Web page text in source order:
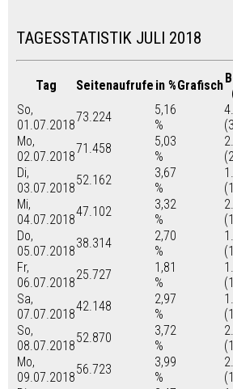
TAGESSTATISTIK JULI 2018
Tag Seitenaufrufe in %Grafisch
So,
01.07.2018
73.224
5,16
%
Mo,
02.07.2018
71.458
5,03
%
Di,
03.07.2018
52.162
3,67
%
Mi,
04.07.2018
47.102
3,32
%
Do,
05.07.2018
38.314
2,70
%
Fr,
06.07.2018
25.727
1,81
%
Sa,
07.07.2018
42.148
2,97
%
So,
08.07.2018
52.870
3,72
%
Mo,
09.07.2018
56.723
3,99
%